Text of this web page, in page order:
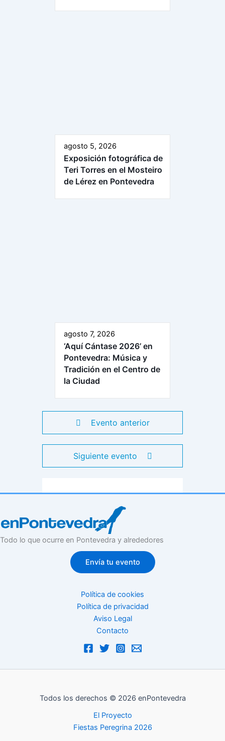
agosto 5, 2026
Exposición fotográfica de
Teri Torres en el Mosteiro
de Lérez en Pontevedra
agosto 7, 2026
‘Aquí Cántase 2026’ en
Pontevedra: Música y
Tradición en el Centro de
la Ciudad
Evento anterior
Siguiente evento
Todo lo que ocurre en Pontevedra y alrededores
Envía tu evento
Política de cookies
Política de privacidad
Aviso Legal
Contacto
Todos los derechos © 2026 enPontevedra
El Proyecto
Fiestas Peregrina 2026